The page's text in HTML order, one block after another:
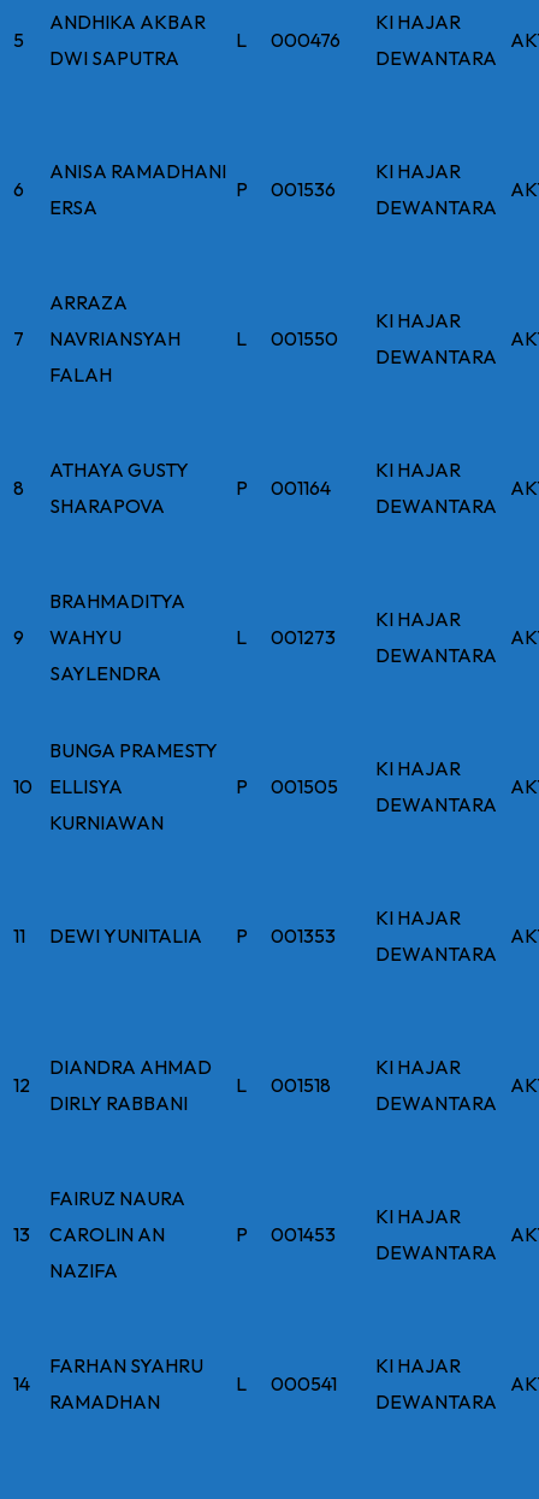
5
ANDHIKA AKBAR
DWI SAPUTRA
L 000476
KI HAJAR
DEWANTARA
6
ANISA RAMADHANI
ERSA
P 001536
KI HAJAR
DEWANTARA
7
ARRAZA
NAVRIANSYAH
FALAH
L 001550
KI HAJAR
DEWANTARA
8
ATHAYA GUSTY
SHARAPOVA
P 001164
KI HAJAR
DEWANTARA
9
BRAHMADITYA
WAHYU
SAYLENDRA
L 001273
KI HAJAR
DEWANTARA
10
BUNGA PRAMESTY
ELLISYA
KURNIAWAN
P 001505
KI HAJAR
DEWANTARA
11 DEWI YUNITALIA P 001353
KI HAJAR
DEWANTARA
12
DIANDRA AHMAD
DIRLY RABBANI
L 001518
KI HAJAR
DEWANTARA
13
FAIRUZ NAURA
CAROLIN AN
NAZIFA
P 001453
KI HAJAR
DEWANTARA
14
FARHAN SYAHRU
RAMADHAN
L 000541
KI HAJAR
DEWANTARA